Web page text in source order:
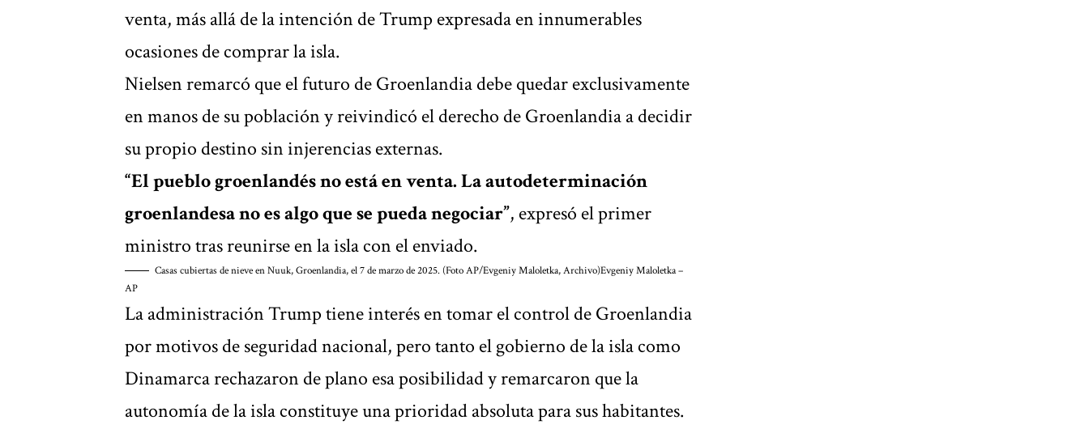
venta, más allá de la intención de Trump expresada en innumerables
ocasiones de comprar la isla.
Nielsen remarcó que el futuro de Groenlandia debe quedar exclusivamente
en manos de su población y reivindicó el derecho de Groenlandia a decidir
su propio destino sin injerencias externas.
“El pueblo groenlandés no está en venta. La autodeterminación
groenlandesa no es algo que se pueda negociar”, expresó el primer
ministro tras reunirse en la isla con el enviado.
Casas cubiertas de nieve en Nuuk, Groenlandia, el 7 de marzo de 2025. (Foto AP/Evgeniy Maloletka, Archivo)Evgeniy Maloletka –
AP
La administración Trump tiene interés en tomar el control de Groenlandia
por motivos de seguridad nacional, pero tanto el gobierno de la isla como
Dinamarca rechazaron de plano esa posibilidad y remarcaron que la
autonomía de la isla constituye una prioridad absoluta para sus habitantes.